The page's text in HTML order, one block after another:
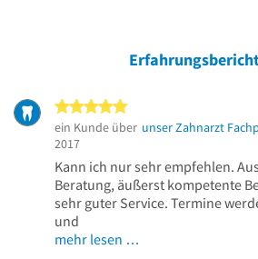
ein Kunde über unser Zahnarzt
2017
Kann ich nur sehr empfehlen.
Beratung, äußerst kompetente
sehr guter Service. Termine
und
mehr lesen …